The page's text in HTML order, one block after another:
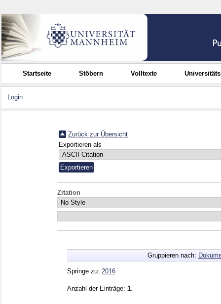
Startseite Stöbern Volltexte
Login
Zurück zur Übersicht
Exportieren als
Zitation
Gruppieren nach:
Springe zu: 2016
Anzahl der Einträge: 1